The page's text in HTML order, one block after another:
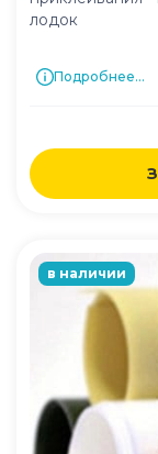
лодок
Подробнее...
в наличии